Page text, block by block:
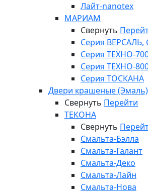
Лайт-nanotex
МАРИАМ
Свернуть
Серия ВЕРСАЛЬ,
Серия ТЕХНО-
Серия ТЕХНО-
Серия ТОСКАНА
Двери крашеные (Эмаль)
Свернуть Перейти
ТЕКОНА
Свернуть
Смальта-Бэлла
Смальта-Галант
Смальта-Деко
Смальта-Лайн
Смальта-Нова